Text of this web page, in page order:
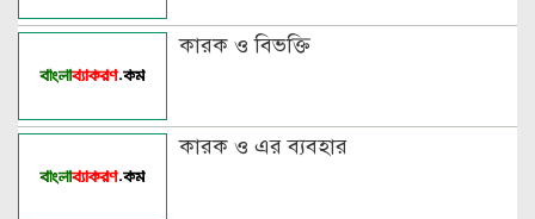
কারক ও বিভক্তি
কারক ও এর ব্যবহার